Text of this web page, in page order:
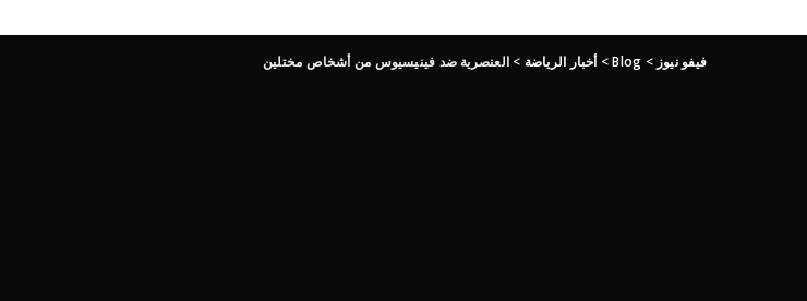
فيفو نيوز >
Blog
>أخبار الرياضة > العنصرية ضد فينيسيوس من أشخاص مختلين